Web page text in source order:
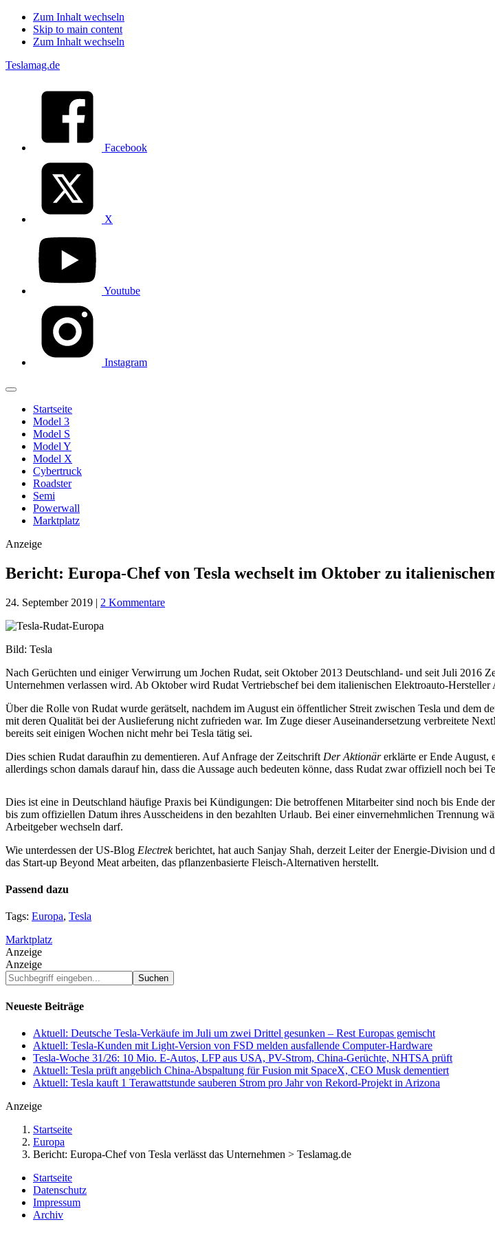
Zum Inhalt wechseln
Skip to main content
Zum Inhalt wechseln
Teslamag.de
Facebook
X
Youtube
Instagram
Startseite
Model 3
Model S
Model Y
Model X
Cybertruck
Roadster
Semi
Powerwall
Marktplatz
Anzeige
Bericht: Europa-Chef von Tesla wechselt im Oktober zu
24. September 2019 | 2 Kommentare
Bild: Tesla
Nach Gerüchten und einiger Verwirrung um Jochen Rudat, seit Oktober 2013 Deutschland- und seit Juli 2016
Unternehmen verlassen wird. Ab Oktober wird Rudat Vertriebschef bei dem italienischen Elektroauto-
Über die Rolle von Rudat wurde gerätselt, nachdem im August ein öffentlicher Streit zwischen Tesla und dem
mit deren Qualität bei der Auslieferung nicht zufrieden war. Im Zuge dieser Auseinandersetzung verbreitete
bereits seit einigen Wochen nicht mehr bei Tesla tätig sei.
Dies schien Rudat daraufhin zu dementieren. Auf Anfrage der Zeitschrift Der Aktionärerklärte er Ende August,
allerdings schon damals darauf hin, dass die Aussage auch bedeuten könne, dass Rudat zwar offiziell noch bei
Dies ist eine in Deutschland häufige Praxis bei Kündigungen: Die betroffenen Mitarbeiter sind noch bis Ende
bis zum offiziellen Datum ihres Ausscheidens in den bezahlten Urlaub. Bei einer einvernehmlichen Trennung
Arbeitgeber wechseln darf.
Wie unterdessen der US-Blog Electrekberichtet, hat auch Sanjay Shah, derzeit Leiter der Energie-Division und
das Start-up Beyond Meat arbeiten, das pflanzenbasierte Fleisch-Alternativen herstellt.
Passend dazu
Tags: Europa, Tesla
Marktplatz
Anzeige
Anzeige
Suchbegriff
eingeben...
Neueste Beiträge
Aktuell: Deutsche Tesla-Verkäufe im Juli um zwei Drittel gesunken – Rest Europas gemischt
Aktuell: Tesla-Kunden mit Light-Version von FSD melden ausfallende Computer-Hardware
Tesla-Woche 31/26: 10 Mio. E-Autos, LFP aus USA, PV-Strom, China-Gerüchte, NHTSA prüft
Aktuell: Tesla prüft angeblich China-Abspaltung für Fusion mit SpaceX, CEO Musk dementiert
Aktuell: Tesla kauft 1 Terawattstunde sauberen Strom pro Jahr von Rekord-Projekt in Arizona
Anzeige
Startseite
Europa
Bericht: Europa-Chef von Tesla verlässt das Unternehmen > Teslamag.de
Startseite
Datenschutz
Impressum
Archiv